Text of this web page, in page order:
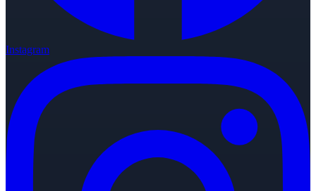
Instagram